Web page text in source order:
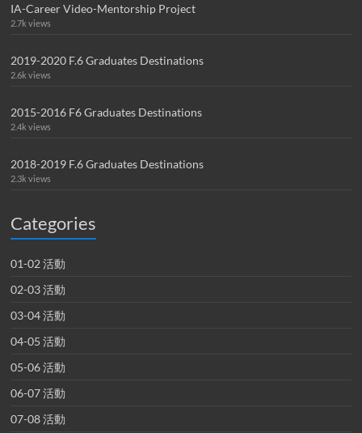
IA-Career Video-Mentorship Project
2.7k views
2019-2020 F.6 Graduates Destinations
2.6k views
2015-2016 F6 Graduates Destinations
2.4k views
2018-2019 F.6 Graduates Destinations
2.3k views
Categories
01-02 活動
02-03 活動
03-04 活動
04-05 活動
05-06 活動
06-07 活動
07-08 活動